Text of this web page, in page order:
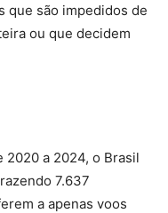
que são impedidos de
ou que decidem
2020 a 2024, o Brasil
7.637
a apenas voos